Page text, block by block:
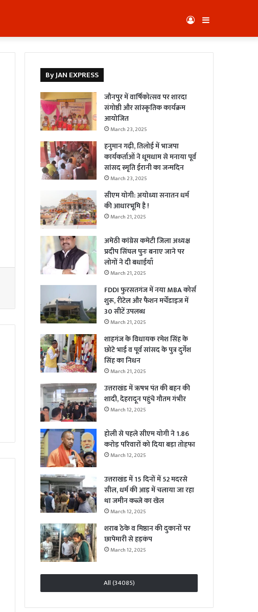
Log
In
By JAN EXPRESS
जौनपुर में वार्षिकोत्सव पर शारदा
संगोष्ठी और सांस्कृतिक कार्यक्रम
आयोजित
March 23, 2025
हनुमान गढ़ी, तिलोई में भाजपा
कार्यकर्ताओं ने धूमधाम से मनाया पूर्व
सांसद स्मृति ईरानी का जन्मदिन
March 23, 2025
सीएम योगी: अयोध्या सनातन धर्म
की आधारभूमि है !
March 21, 2025
अमेठी कांग्रेस कमेटी जिला अध्यक्ष
प्रदीप सिंघल पुनः बनाए जाने पर
लोगों ने दी बधाईयाँ
March 21, 2025
FDDI फुरसतगंज में नया MBA कोर्स
शुरू, रीटेल और फैशन मर्चेंडाइज में
30 सीटें उपलब्ध
March 21, 2025
शाहगंज के विधायक रमेश सिंह के
छोटे भाई व पूर्व सांसद के पुत्र दुर्गेश
सिंह का निधन
March 21, 2025
उत्तराखंड में ऋषभ पंत की बहन की
शादी, देहरादून पहुंचे गौतम गंभीर
March 12, 2025
होली से पहले सीएम योगी ने 1.86
करोड़ परिवारों को दिया बड़ा तोहफा
March 12, 2025
उत्तराखंड में 15 दिनों में 52 मदरसे
सील, धर्म की आड़ में चलाया जा रहा
था जमीन कब्जे का खेल
March 12, 2025
शराब ठेके व मिष्ठान की दुकानों पर
छापेमारी से हड़कंप
March 12, 2025
All (34085)